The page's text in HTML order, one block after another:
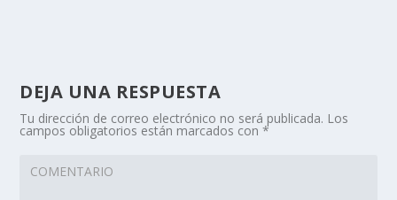
DEJA UNA RESPUESTA
Tu dirección de correo electrónico no será publicada. Los
campos obligatorios están marcados con*